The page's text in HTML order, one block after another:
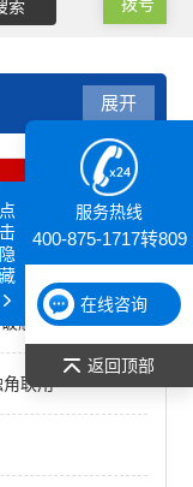
拨号
展开
一招搞定！
极板表面处理难题
角联用
服务热线
400-875-1717转809
在线咨询
返回顶部
点
击
隐
藏